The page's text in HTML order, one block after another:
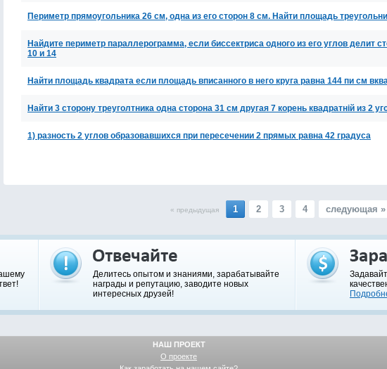
Периметр прямоугольника 26 см, одна из его сторон 8 см. Найти площадь
Найдите периметр параллерограмма, если биссектриса одного из его углов делит
10 и 14
Найти площадь квадрата если площадь вписанного в него круга равна 144 пи см
Найти 3 сторону треуголтника одна сторона 31 см другая 7 корень квадратній из 2
1) разность 2 углов образовавшихся при пересечении 2 прямых равна 42 градуса
« предыдущая 1 2 3 4 следующая »
Делитесь опытом и знаниями, зарабатывайте
награды и репутацию, заводите новых
интересных друзей!
НАШ ПРОЕКТ
О проекте